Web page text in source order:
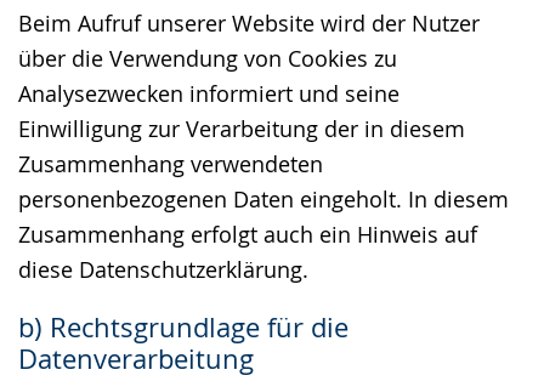
Beim Aufruf unserer Website wird der Nutzer
über die Verwendung von Cookies zu
Analysezwecken informiert und seine
Einwilligung zur Verarbeitung der in diesem
Zusammenhang verwendeten
personenbezogenen Daten eingeholt. In diesem
Zusammenhang erfolgt auch ein Hinweis auf
diese Datenschutzerklärung.
b) Rechtsgrundlage für die
Datenverarbeitung